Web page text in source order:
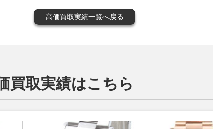
高価買取実績一覧へ戻る
買取実績はこちら